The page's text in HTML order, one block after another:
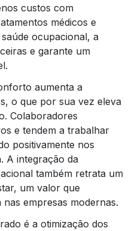
custos com
médicos e
ocupacional, a
e garante um
aumenta a
o que por sua vez eleva
Colaboradores
e tendem a trabalhar
positivamente nos
A integração da
também retrata um
um valor que
empresas modernas.
é a otimização dos